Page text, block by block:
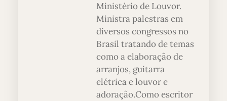
Ministério de Louvor.
Ministra palestras em
diversos congressos no
Brasil tratando de temas
como a elaboração de
arranjos, guitarra
elétrica e louvor e
adoração.Como escritor